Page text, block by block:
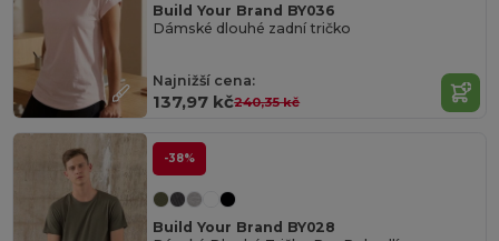
Build Your Brand BY036
Dámské dlouhé zadní tričko
Najnižší cena:
137,97 kč240,35 kč
-38%
Build Your Brand BY028